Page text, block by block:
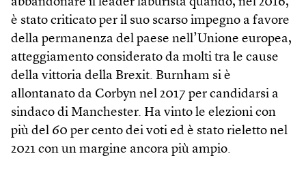
è stato criticato per il suo scarso impegno a favore
della permanenza del paese nell’Unione europea,
atteggiamento considerato da molti tra le cause
della vittoria della Brexit. Burnham si è
allontanato da Corbyn nel 2017 per candidarsi a
sindaco di Manchester. Ha vinto le elezioni con
più del 60 per cento dei voti ed è stato rieletto nel
2021 con un margine ancora più ampio.